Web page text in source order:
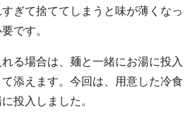
ぎて捨ててしまうと味が薄くなっ
です。
る場合は、麺と一緒にお湯に投入
添えます。今回は、用意した冷食
投入しました。